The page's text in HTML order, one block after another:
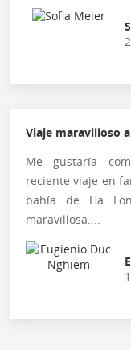
Viaje maravilloso
Me gustaría
reciente viaje en
bahía de Ha
maravillosa....